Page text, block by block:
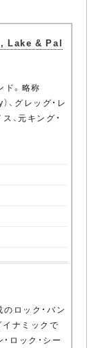
Lake & Pal
ド。略称
、グレッグ・レ
、元キング・
ロック・バン
イナミックで
ロック・シー